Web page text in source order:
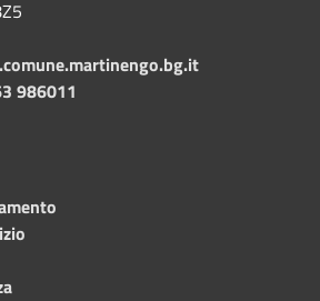
986011